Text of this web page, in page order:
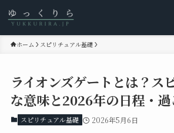
ホーム スピリチュアル基礎
ライオンズゲートとは？ス
な意味と2026年の日程・
スピリチュアル基礎 2026年5月6日